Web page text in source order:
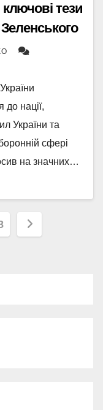
тези
нації,
України та
сфері
на значних…